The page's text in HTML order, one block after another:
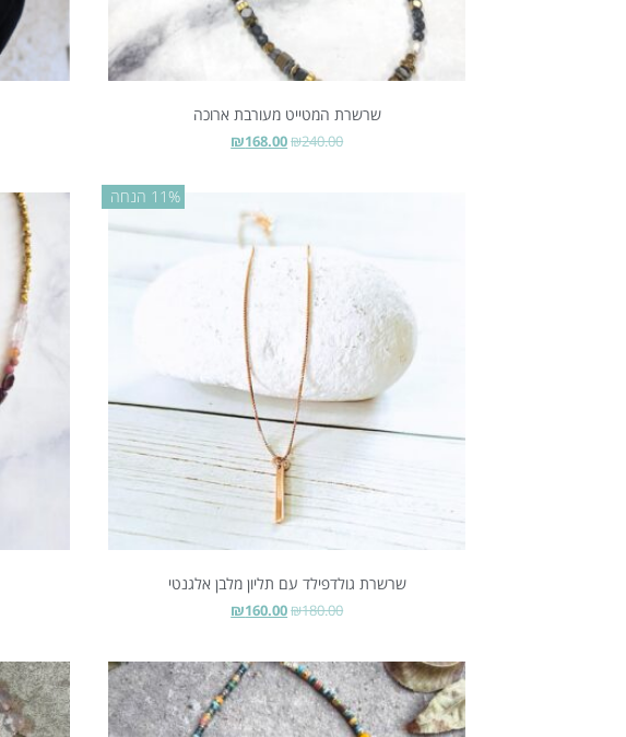
שרשרת המטייט מעורבת ארוכה
₪240.00
₪168.00
11% הנחה
שרשרת גולדפילד עם תליון מלבן אלגנטי
₪180.00
₪160.00